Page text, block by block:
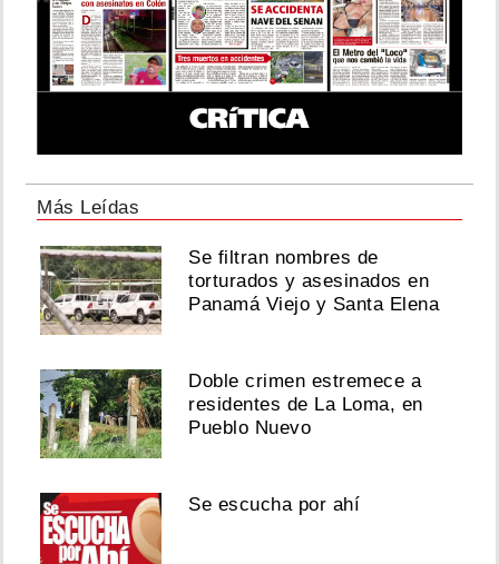
Más Leídas
Se filtran nombres de
torturados y asesinados en
Panamá Viejo y Santa Elena
Doble crimen estremece a
residentes de La Loma, en
Pueblo Nuevo
Se escucha por ahí